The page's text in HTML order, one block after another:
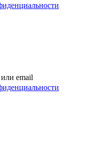
email